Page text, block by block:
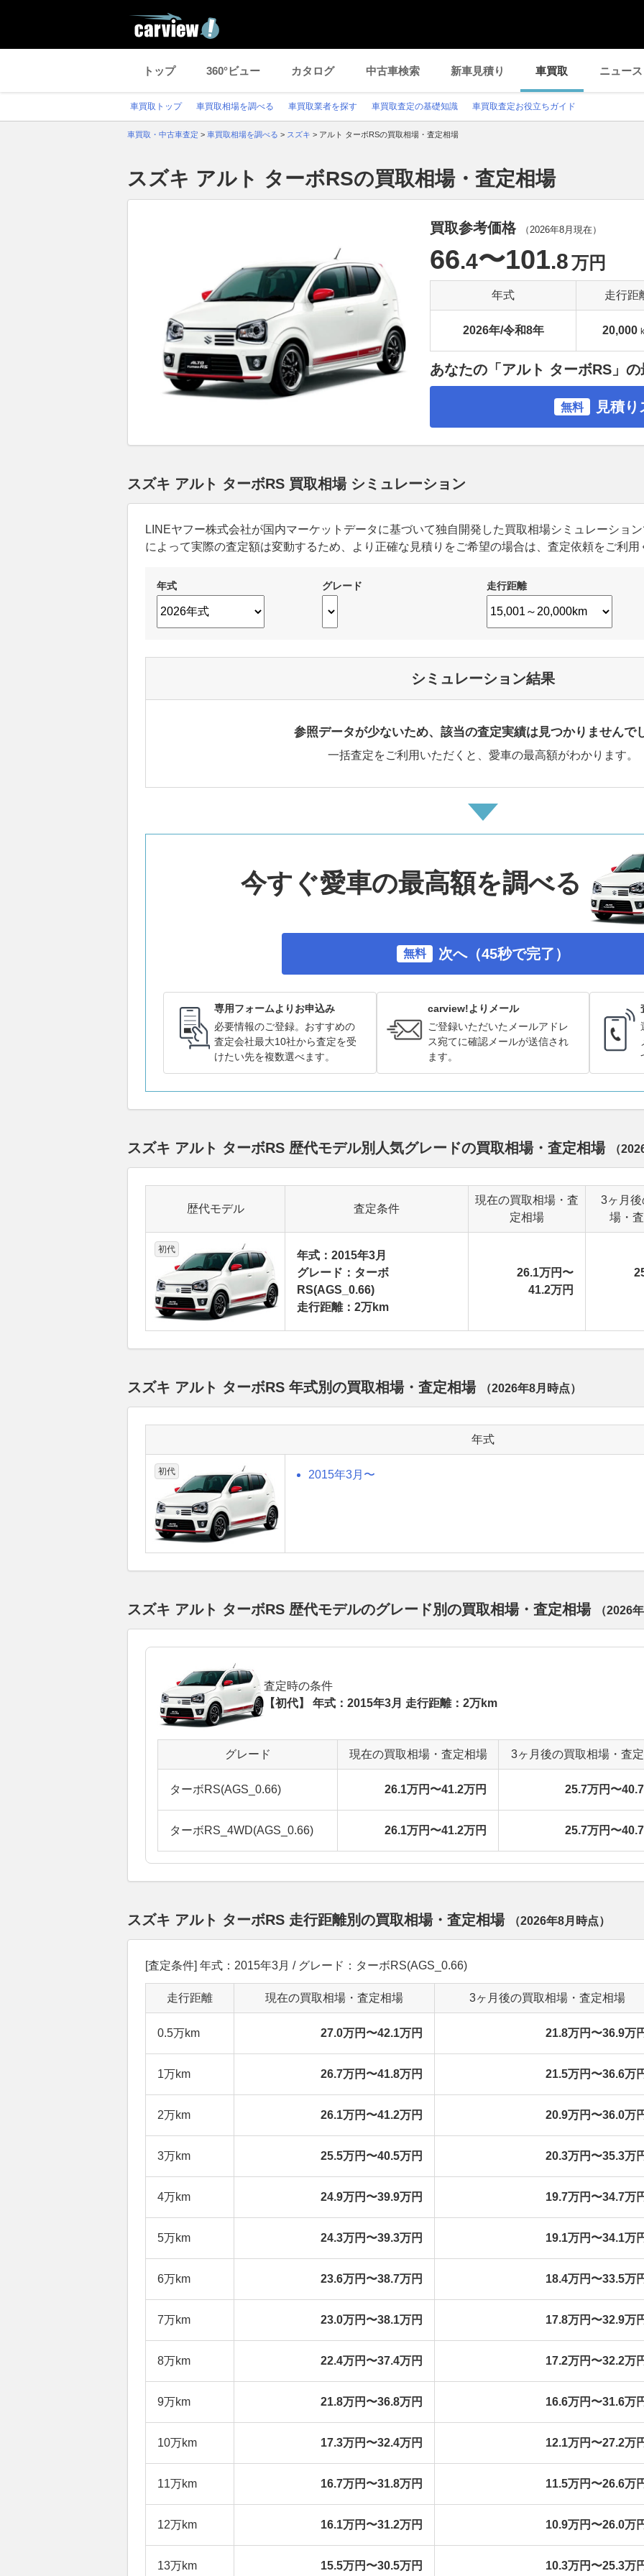
トップ 360°ビュー カタログ 中古車検索 新車見積り 車買取 ニュース
車買取トップ 車買取相場を調べる 車買取業者を探す 車買取査定の基礎知識 車買取査定お役立ちガイド
車買取・中古車査定 > 車買取相場を調べる > スズキ > アルト ターボRSの買取相場・査定相場
スズキ アルト ターボRSの買取相場・査定相場
買取参考価格 （2026年8月 現在）
66.4〜101.8万円
年式 走行距
2026年/令和8年 20,000
あなたの「アルト ターボRS」
無料 見積
スズキ アルト ターボRS 買取相場 シミュレーション
LINEヤフー株式会社が国内マーケットデータに基づいて独自開発した買取相場シミュレーショ
によって実際の査定額は変動するため、より正確な見積りをご希望の場合は、査定依頼をご利用
年式 グレード 走行距離
シミュレーション結果
参照データが少ないため、該当の査定実績は見つかりませんで
一括査定をご利用いただくと、愛車の最高額がわかります。
今すぐ愛車の最高額を調べる
無料 次へ（45秒で完了）
専用フォームよりお申込み
必要情報のご登録。おすすめの
査定会社最大10社から査定を受
けたい先を複数選べます。
carview!よりメール
ご登録いただいたメールアドレ
ス宛てに確認メールが送信され
ます。
スズキ アルト ターボRS 歴代モデル別人気グレードの買取相場・査定相場 （
歴代モデル 査定条件
現在の買取相場・査
定相場
3ヶ月
場・
初代
年式：2015年3月
グレード：ターボ
RS(AGS_0.66)
走行距離：2万km
26.1万円〜
41.2万円
スズキ アルト ターボRS 年式別の買取相場・査定相場 （2026年8月 時点）
年式
初代 2015年3月〜
スズキ アルト ターボRS 歴代モデルのグレード別の買取相場・査定相場 （2026
査定時の条件
【初代】 年式：2015年3月 走行距離：2万km
グレード 現在の買取相場・査定相場 3ヶ月後の買取相場・査
ターボRS(AGS_0.66) 26.1万円〜41.2万円 25.7万円〜
ターボRS_4WD(AGS_0.66) 26.1万円〜41.2万円 25.7万円〜
スズキ アルト ターボRS 走行距離別の買取相場・査定相場 （2026年8月 時点）
[査定条件] 年式：2015年3月 / グレード：ターボRS(AGS_0.66)
走行距離 現在の買取相場・査定相場 3ヶ月後の買取相場・査定相場
0.5万km 27.0万円〜42.1万円 21.8万円〜36.9万
1万km 26.7万円〜41.8万円 21.5万円〜36.6万
2万km 26.1万円〜41.2万円 20.9万円〜36.0万
3万km 25.5万円〜40.5万円 20.3万円〜35.3万
4万km 24.9万円〜39.9万円 19.7万円〜34.7万
5万km 24.3万円〜39.3万円 19.1万円〜34.1万
6万km 23.6万円〜38.7万円 18.4万円〜33.5万
7万km 23.0万円〜38.1万円 17.8万円〜32.9万
8万km 22.4万円〜37.4万円 17.2万円〜32.2万
9万km 21.8万円〜36.8万円 16.6万円〜31.6万
10万km 17.3万円〜32.4万円 12.1万円〜27.2万
11万km 16.7万円〜31.8万円 11.5万円〜26.6万
12万km 16.1万円〜31.2万円 10.9万円〜26.0万
13万km 15.5万円〜30.5万円 10.3万円〜25.3万